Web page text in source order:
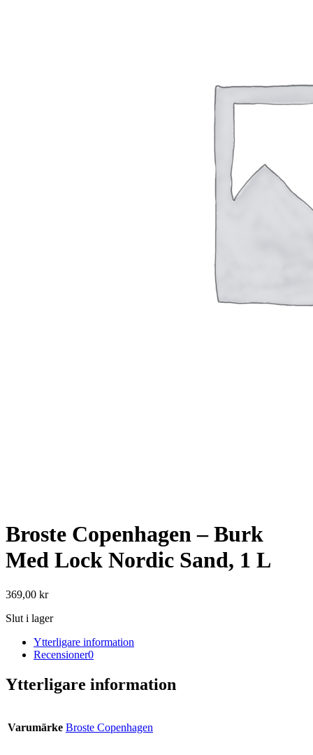
Broste Copenhagen – Burk
Med Lock Nordic Sand, 1 L
369,00 kr
Slut i lager
Ytterligare information
Recensioner0
Ytterligare information
Varumärke Broste Copenhagen